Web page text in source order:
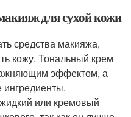
для сухой кожи
средства макияжа,
кожу. Тональный крем
эффектом, а
ингредиенты.
или кремовый